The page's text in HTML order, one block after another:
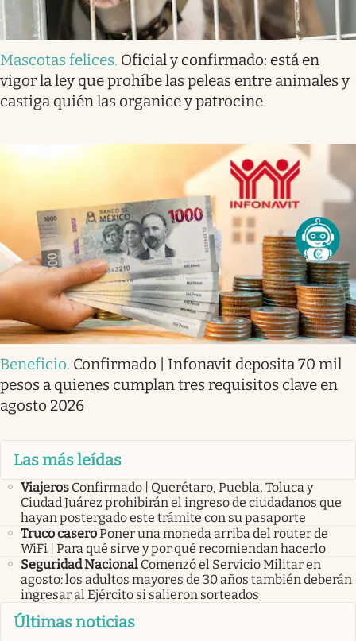
Mascotas felices. Oficial y confirmado: está en
vigor la ley que prohíbe las peleas entre animales y
castiga quién las organice y patrocine
Beneficio. Confirmado | Infonavit deposita 70 mil
pesos a quienes cumplan tres requisitos clave en
agosto 2026
Las más leídas
Viajeros Confirmado | Querétaro, Puebla, Toluca y
Ciudad Juárez prohibirán el ingreso de ciudadanos que
hayan postergado este trámite con su pasaporte
Truco caseroPoner una moneda arriba del router de
WiFi | Para qué sirve y por qué recomiendan hacerlo
Seguridad Nacional Comenzó el Servicio Militar en
agosto: los adultos mayores de 30 años también deberán
ingresar al Ejército si salieron sorteados
Últimas noticias